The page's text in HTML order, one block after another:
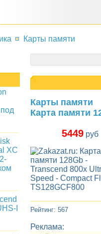
Карты памяти
Карты памяти
Карта памяти
5449руб
Рейтинг: 567
Реклама:
XC
I